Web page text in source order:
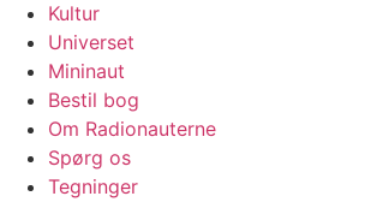
Kultur
Universet
Mininaut
Bestil bog
Om Radionauterne
Spørg os
Tegninger